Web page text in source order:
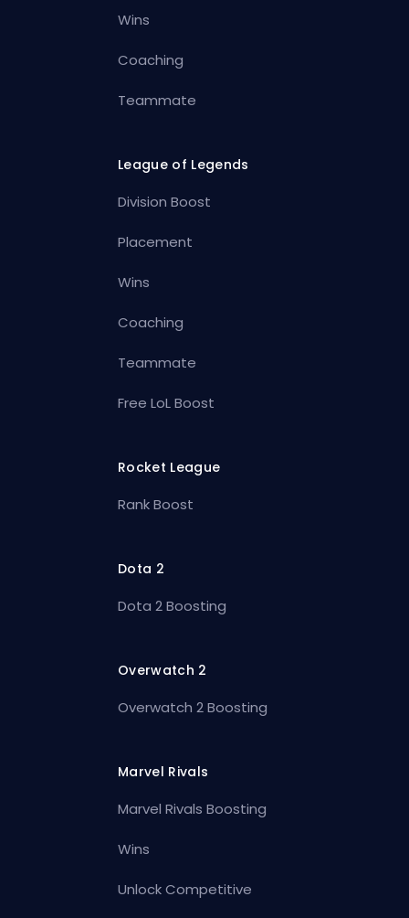
Wins
Coaching
Teammate
League of Legends
Division Boost
Placement
Wins
Coaching
Teammate
Free LoL Boost
Rocket League
Rank Boost
Dota 2
Dota 2 Boosting
Overwatch 2
Overwatch 2 Boosting
Marvel Rivals
Marvel Rivals Boosting
Wins
Unlock Competitive